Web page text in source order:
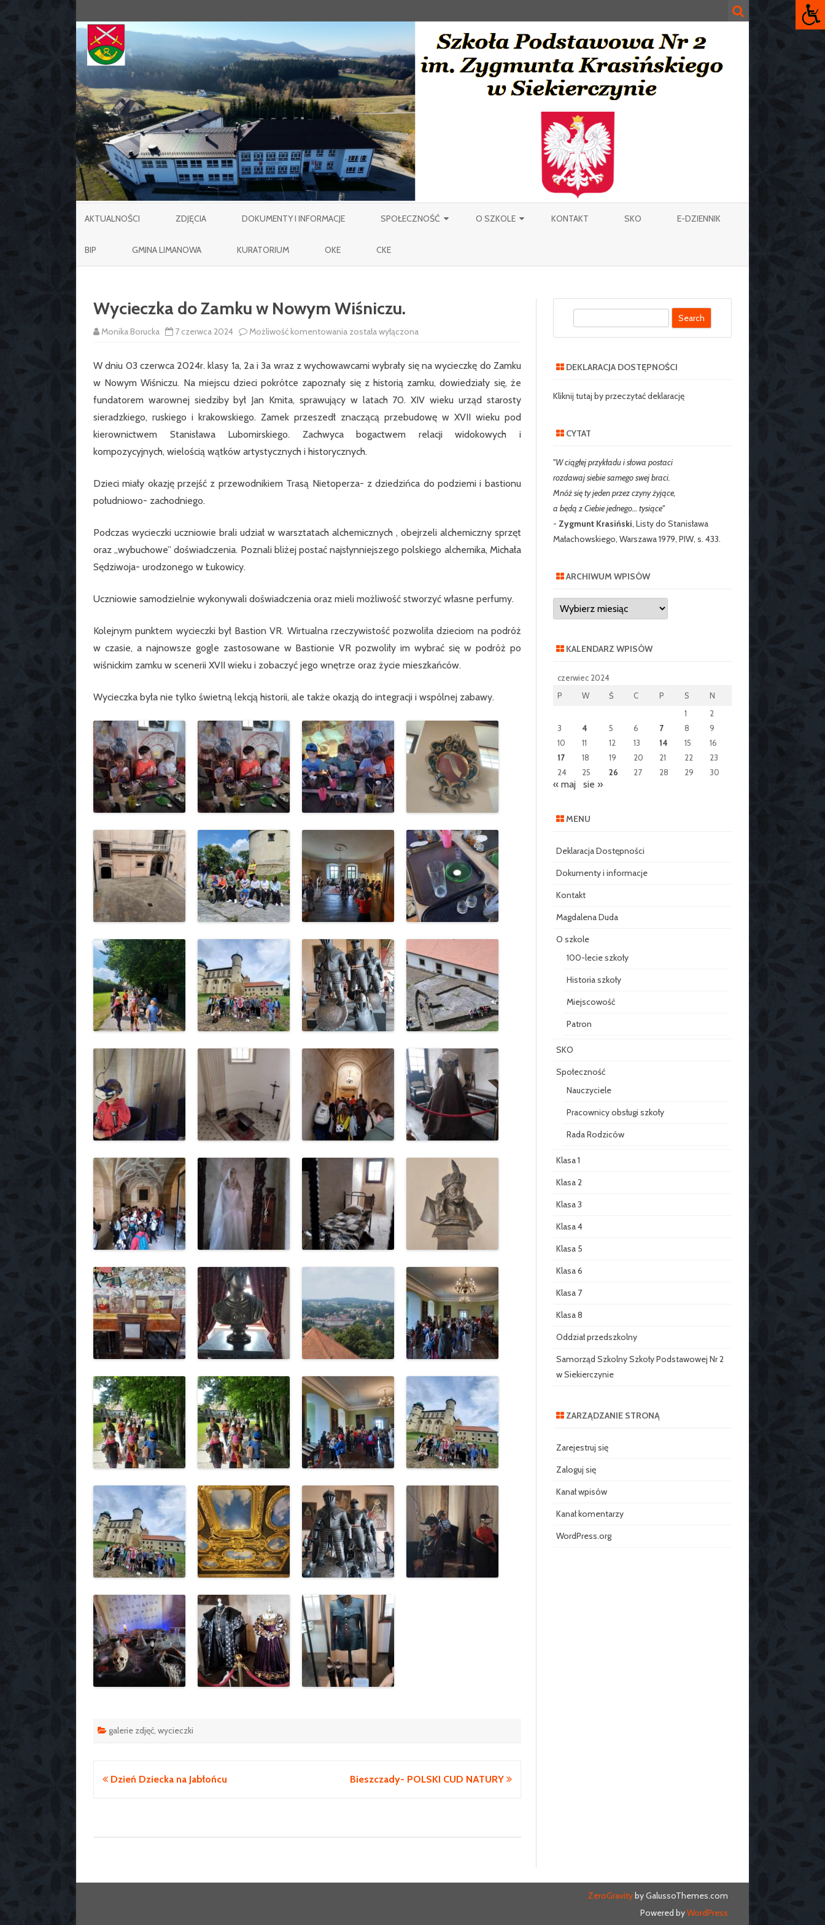
to
AKTUALNOŚCI ZDJĘCIA DOKUMENTY I INFORMACJE SPOŁECZNOŚĆ
NAUCZYCIELE
PODSTAWOWEJ NR 2 W
KLASA 1
KLASA 6
KLASA 7
O SZKOLE
100-LECIE SZKOŁY
KONTAKT SKO E-DZIENNIK
BIP GMINA LIMANOWA KURATORIUM OKE CKE
Wycieczka do Zamku w Nowym Wiśniczu.
Monika Borucka 7 czerwca 2024 Możliwość komentowania Wycieczka
Nowym
Wiśniczu.
została wyłączona
W dniu 03 czerwca 2024r. klasy 1a, 2a i 3a wraz z wychowawcami wybrały się na wycieczkę do Zamku
w Nowym Wiśniczu. Na miejscu dzieci pokrótce zapoznały się z historią zamku, dowiedziały się, że
fundatorem warownej siedziby był Jan Kmita, sprawujący w latach 70. XIV wieku urząd starosty
sieradzkiego, ruskiego i krakowskiego. Zamek przeszedł znaczącą przebudowę w XVII wieku pod
kierownictwem Stanisława Lubomirskiego. Zachwyca bogactwem relacji widokowych i
kompozycyjnych, wielością wątków artystycznych i historycznych.
Dzieci miały okazję przejść z przewodnikiem Trasą Nietoperza- z dziedzińca do podziemi i bastionu
południowo- zachodniego.
Podczas wycieczki uczniowie brali udział w warsztatach alchemicznych , obejrzeli alchemiczny sprzęt
oraz „wybuchowe” doświadczenia. Poznali bliżej postać najsłynniejszego polskiego alchemika, Michała
Sędziwoja- urodzonego w Łukowicy.
Uczniowie samodzielnie wykonywali doświadczenia oraz mieli możliwość stworzyć własne perfumy.
Kolejnym punktem wycieczki był Bastion VR. Wirtualna rzeczywistość pozwoliła dzieciom na podróż
w czasie, a najnowsze gogle zastosowane w Bastionie VR pozwoliły im wybrać się w podróż po
wiśnickim zamku w scenerii XVII wieku i zobaczyć jego wnętrze oraz życie mieszkańców.
Wycieczka była nie tylko świetną lekcją historii, ale także okazją do integracji i wspólnej zabawy.
galerie zdjęć, wycieczki
Nawigacja
Dzień Dziecka na Jabłońcu Bieszczady- POLSKI CUD NATURY
DEKLARACJA DOSTĘPNOŚCI
Kliknij tutaj by przeczytać deklarację
CYTAT
"W ciągłej przykładu i słowa postaci
rozdawaj siebie samego swej braci.
Mnóż się ty jeden przez czyny żyjące,
a będą z Ciebie jednego… tysiące"
- Zygmunt Krasiński, Listy do Stanisława
Małachowskiego, Warszawa 1979, PIW, s. 433.
ARCHIWUM WPISÓW
Archiwum
wpisów
KALENDARZ WPISÓW
czerwiec 2024
P
W Ś C P S
N
1
2
3
4 5 6 7 8
9
10
11 12 13 14 15
16
17
18 19 20 21 22
23
24
25 26 27 28 29 30
« maj sie »
MENU
Deklaracja Dostępności
Dokumenty i informacje
Kontakt
Magdalena Duda
O szkole
100-lecie szkoły
Historia szkoły
Miejscowość
Patron
SKO
Społeczność
Nauczyciele
Pracownicy obsługi szkoły
Rada Rodziców
Klasa 1
Klasa 2
Klasa 3
Klasa 4
Klasa 5
Klasa 6
Klasa 7
Klasa 8
Oddział przedszkolny
Samorząd Szkolny Szkoły Podstawowej Nr 2
w Siekierczynie
ZARZĄDZANIE STRONĄ
Zarejestruj się
Zaloguj się
Kanał wpisów
Kanał komentarzy
WordPress.org
ZeroGravity by GalussoThemes.com
Powered byWordPress